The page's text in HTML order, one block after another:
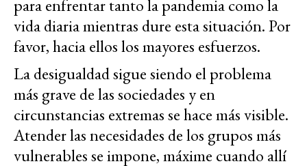
para enfrentar tanto la pandemia como la
vida diaria mientras dure esta situación. Por
favor, hacia ellos los mayores esfuerzos.
La desigualdad sigue siendo el problema
más grave de las sociedades y en
circunstancias extremas se hace más visible.
Atender las necesidades de los grupos más
vulnerables se impone, máxime cuando allí